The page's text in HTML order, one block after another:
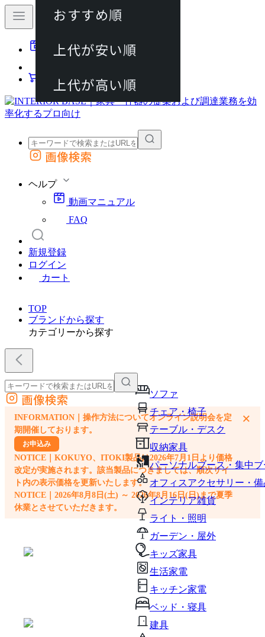
動画マニュアル
カート
外部サイトの商品をカートに追加
画像検索
ヘルプ
動画マニュアル
FAQ
新規登録
ログイン
カート
TOP
ブランドから探す
カテゴリーから探す
ソファ
チェア・椅子
テーブル・デスク
収納家具
パーソナルブース・集中
オフィスアクセサリー・備
インテリア雑貨
ライト・照明
ガーデン・屋外
キッズ家具
生活家電
キッチン家電
ベッド・寝具
建具
外部サイトの商品をカートに追加
他のサイトで見つけた商品ページのURLを貼り付けて、カートに追加できます
画像検索
INFORMATION｜操作方法についてオンライン説明会を定
期開催しております。
お申込み
NOTICE｜KOKUYO、ITOKI製品は2026年7月1日より価格
改定が実施されます。該当製品につきましては、順次サイ
ト内の表示価格を更新いたします。
NOTICE｜2026年8月8日(土) ～ 2026年8月16日(日)まで夏季
休業とさせていただきます。
×
おすすめ順
上代が安い順
上代が高い順